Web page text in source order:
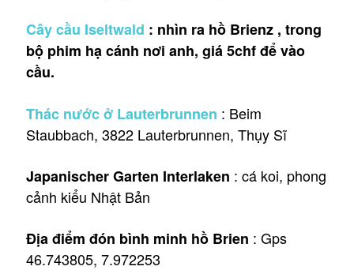
Cây cầu Iseltwald : nhìn ra hồ Brienz , trong
bộ phim hạ cánh nơi anh, giá 5chf để vào
cầu.
Thác nước ở Lauterbrunnen : Beim
Staubbach, 3822 Lauterbrunnen, Thụy Sĩ
Japanischer Garten Interlaken : cá koi, phong
cảnh kiểu Nhật Bản
Địa điểm đón bình minh hồ Brien : Gps
46.743805, 7.972253